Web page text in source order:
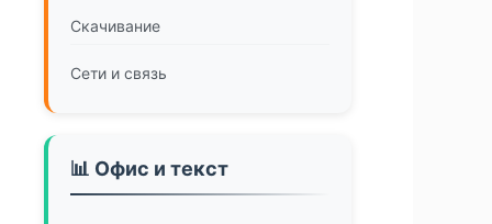
Скачивание
Сети и связь
📊 Офис и текст